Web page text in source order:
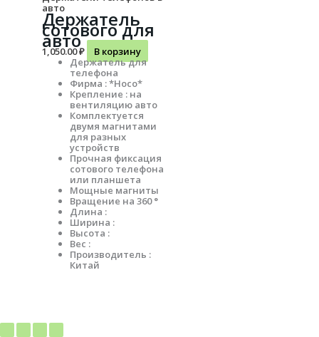
авто
Держатель
сотового для
авто
1,050.00₽
В корзину
Держатель для
телефона
Фирма : *Hoco*
Крепление : на
вентиляцию авто
Комплектуется
двумя магнитами
для разных
устройств
Прочная фиксация
сотового телефона
или планшета
Мощные магниты
Вращение на 360 °
Длина :
Ширина :
Высота :
Вес :
Производитель :
Китай